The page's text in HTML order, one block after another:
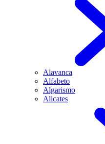
Alavanca
Alfabeto
Algarismo
Alicates